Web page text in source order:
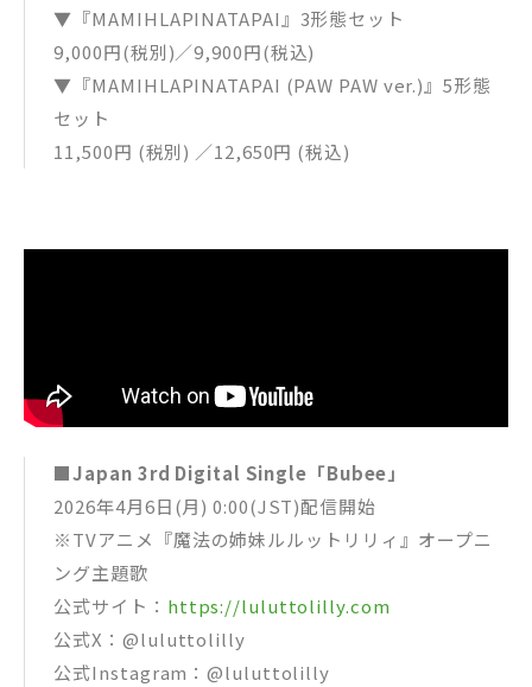
▼『MAMIHLAPINATAPAI』3形態セット
9,000円(税別)／9,900円(税込)
▼『MAMIHLAPINATAPAI (PAW PAW ver.)』5形態
セット
11,500円 (税別) ／12,650円 (税込)
■Japan 3rd Digital Single「Bubee」
2026年4月6日(月) 0:00(JST)配信開始
※TVアニメ『魔法の姉妹ルルットリリィ』オープニ
ング主題歌
公式サイト： https://luluttolilly.com
公式X：@luluttolilly
公式Instagram：@luluttolilly